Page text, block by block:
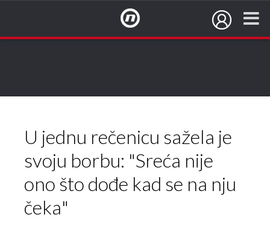
U jednu rečenicu sažela je
svoju borbu: "Sreća nije
ono što dođe kad se na nju
čeka"